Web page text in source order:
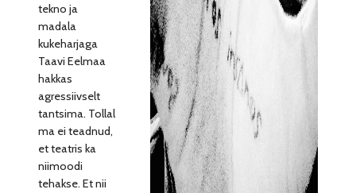
tekno ja
madala
kukeharjaga
Taavi Eelmaa
hakkas
agressiivselt
tantsima. Tollal
ma ei teadnud,
et teatris ka
niimoodi
tehakse. Et nii